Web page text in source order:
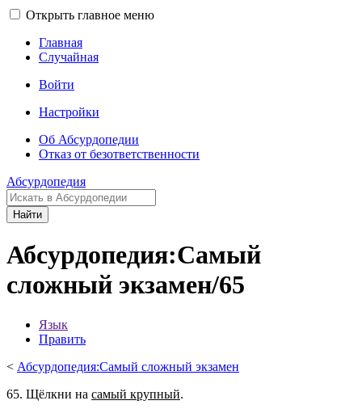
Открыть главное меню
Главная
Случайная
Войти
Настройки
Об Абсурдопедии
Отказ от безответственности
Абсурдопедия
Найти
Абсурдопедия:Самый
сложный экзамен/65
Язык
Править
< Абсурдопедия:Самый сложный экзамен
65. Щёлкни на самый крупный.